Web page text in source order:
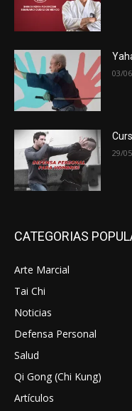
03/
29/
CATEGORIAS
Arte Marcial
Tai Chi
Noticias
Defensa Personal
Salud
Qi Gong (Chi Kung)
Artículos